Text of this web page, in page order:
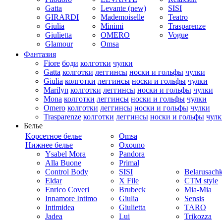
Gatta
GIRARDI
Giulia
Giulietta
Glamour
Levante (new)
Mademoiselle
Minimi
OMERO
Omsa
SISI
Teatro
Trasparenze
Vogue
Фантазия
Fiore боди колготки чулки
Gatta колготки леггинсы носки и гольфы чулки
Giulia колготки леггинсы носки и гольфы чулки
Marilyn колготки леггинсы носки и гольфы чулки
Mona колготки леггинсы носки и гольфы чулки
Omero колготки леггинсы носки и гольфы чулки
Trasparenze колготки леггинсы носки и гольфы
Белье
Kорсетное белье
Нижнее белье
Ysabel Mora
Alla Buone
Control Body
Eldar
Enrico Coveri
Innamore Intimo
Intimidea
Jadea
Omsa
Oxouno
Pandora
Primal
SISI
X File
Brubeck
Giulia
Giulietta
Lui
CTM style
Mia-Mia
Sensis
TARO
Trikozza